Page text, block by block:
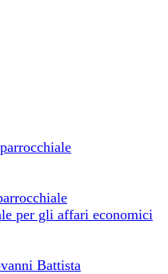
per gli affari economici
Battista